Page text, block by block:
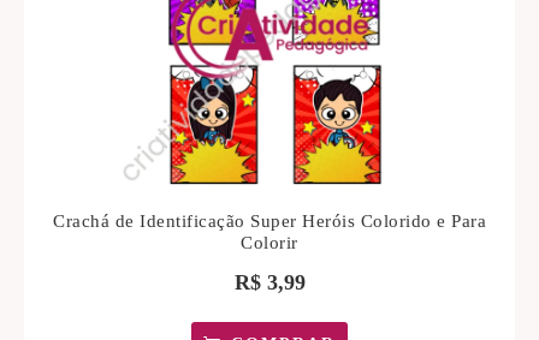
Crachá de Identificação Super Heróis Colorido e Para
Colorir
R$3,99